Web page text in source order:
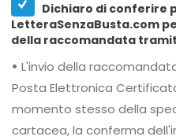
Dichiaro di conferire
LetteraSenzaBusta.com per anticipare copia
della raccomandata
• L'invio della raccomandata in
Posta Elettronica
momento stesso della spedizione della raccomandata
cartacea, la conferma